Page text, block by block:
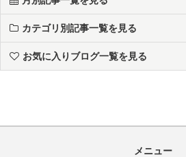
カテゴリ別記事一覧を見る
お気に入りブログ一覧を見る
メニュー